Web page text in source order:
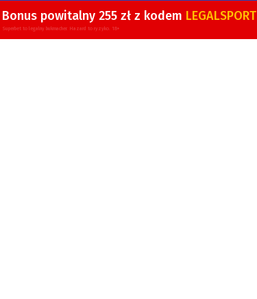
Bonus powitalny 255 zł z kodem LEGALSPORT
Superbet to legalny bukmacher. Hazard to ryzyko. 18+